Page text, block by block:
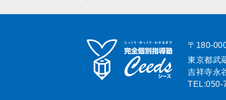
〒180-
東京都武
吉祥寺永
TEL:050-